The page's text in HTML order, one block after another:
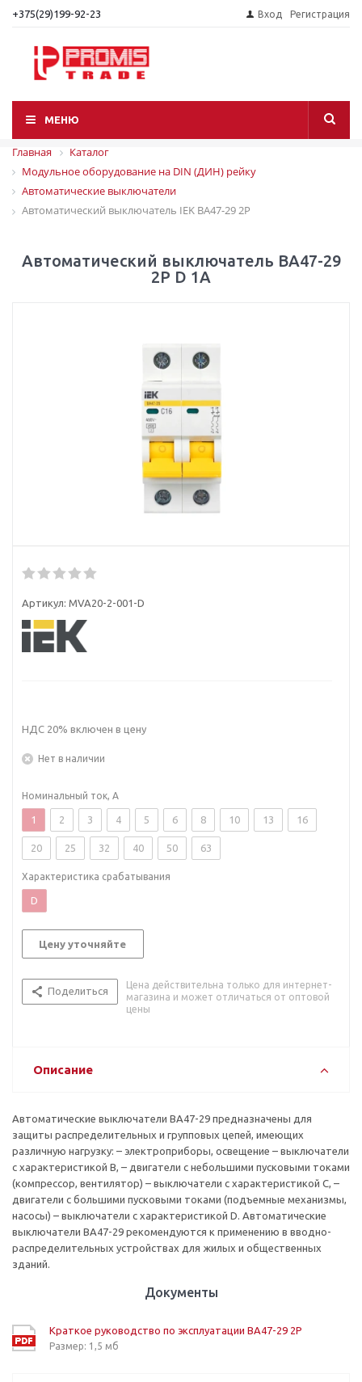
+375(29)199-92-23 Вход Регистрация
МЕНЮ
Главная
Каталог
Модульное оборудование на DIN (ДИН) рейку
Автоматические выключатели
Автоматический выключатель IEK ВА47-29 2P
Автоматический выключатель ВА47-29
2P D 1А
Артикул: MVA20-2-001-D
НДС 20% включен в цену
Нет в наличии
Номинальный ток, А
1 2 3 4 5 6 8 10 13 16
20 25 32 40 50 63
Характеристика срабатывания
D
Цену уточняйте
Поделиться
Цена действительна только для интернет-
магазина и может отличаться от оптовой
цены
Описание
Автоматические выключатели ВА47-29 предназначены для
защиты распределительных и групповых цепей, имеющих
различную нагрузку: – электроприборы, освещение – выключатели
с характеристикой В, – двигатели с небольшими пусковыми токами
(компрессор, вентилятор) – выключатели с характеристикой C, –
двигатели с большими пусковыми токами (подъемные механизмы,
насосы) – выключатели с характеристикой D. Автоматические
выключатели ВА47-29 рекомендуются к применению в вводно-
распределительных устройствах для жилых и общественных
зданий.
Документы
Краткое руководство по эксплуатации ВА47-29 2P
Размер: 1,5 мб